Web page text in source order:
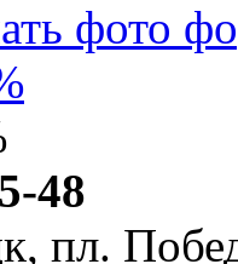
фото
48
пл.